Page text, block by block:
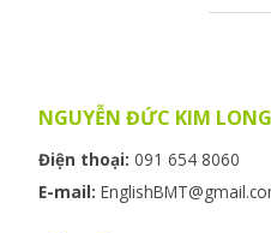
NGUYỄN ĐỨC KIM LONG
Điện thoại: 091 654 8060
E-mail: